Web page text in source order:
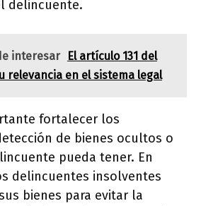
delincuente.
interesar
El artículo 131 del
relevancia en el sistema legal
fortalecer los
de bienes ocultos o
pueda tener. En
delincuentes insolventes
bienes para evitar la